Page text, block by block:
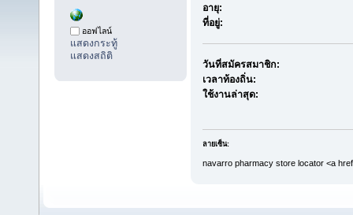
ออฟไลน์
แสดงกระทู้
แสดงสถิติ
อายุ:
ที่อยู่:
วันที่สมัครสมาชิก:
เวลาท้องถิ่น:
ใช้งานล่าสุด:
ลายเซ็น:
navarro pharmacy store locator <a